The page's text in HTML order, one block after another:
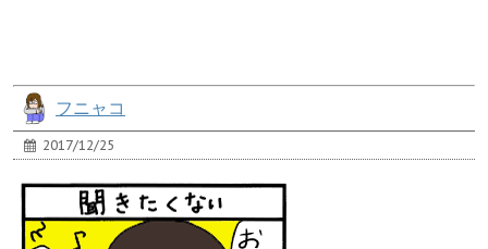
フニャコ
2017/12/25